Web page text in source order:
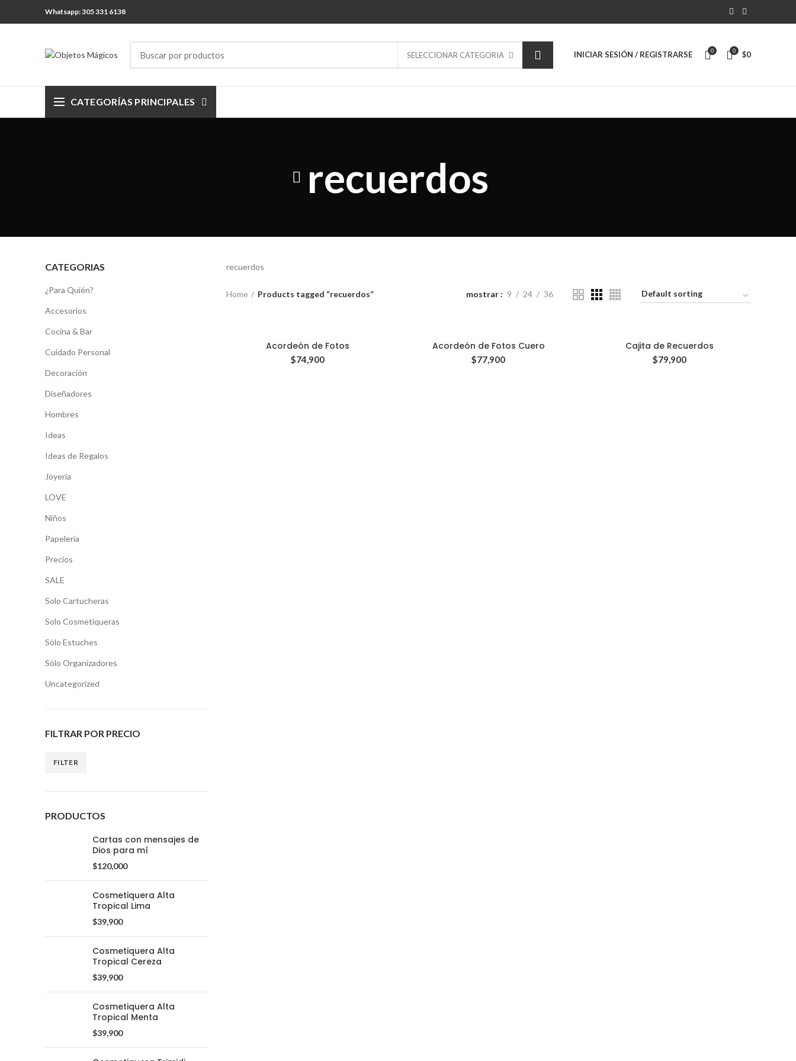
Whatsapp: 305 331 6138
SELECCIONAR CATEGORIA INICIAR SESIÓN / REGISTRARSE 0 0 $0
CATEGORÍAS PRINCIPALES
recuerdos
CATEGORIAS
¿Para Quién?
Accesorios
Cocina & Bar
Cuidado Personal
Decoración
Diseñadores
Hombres
Ideas
Ideas de Regalos
Joyería
LOVE
Niños
Papelería
Precios
SALE
Solo Cartucheras
Solo Cosmetiqueras
Sólo Estuches
Sólo Organizadores
Uncategorized
FILTRAR POR PRECIO
FILTER
PRODUCTOS
Cartas con mensajes de
Dios para mí
$120,000
Cosmetiquera Alta
Tropical Lima
$39,900
Cosmetiquera Alta
Tropical Cereza
$39,900
Cosmetiquera Alta
Tropical Menta
$39,900
recuerdos
Home Products tagged “recuerdos” mostrar 9 24 36
Acordeón de Fotos
$74,900
Acordeón de Fotos Cuero
$77,900
Cajita de Recuerdos
$79,900
Whatsapp: (+57) 305 331 6138